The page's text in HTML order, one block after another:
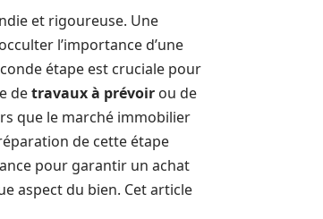
et rigoureuse. Une
l’importance d’une
étape est cruciale pour
detravaux à prévoir ou de
que le marché immobilier
de cette étape
pour garantir un achat
aspect du bien. Cet article